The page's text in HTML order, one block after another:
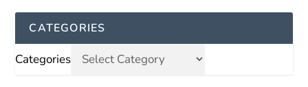
CATEGORIES
Categories